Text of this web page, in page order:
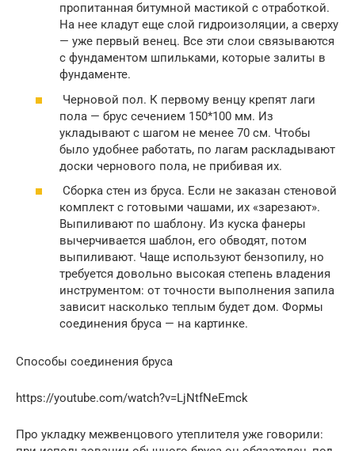
пропитанная битумной мастикой с отработкой.
На нее кладут еще слой гидроизоляции, а сверху
— уже первый венец. Все эти слои связываются
с фундаментом шпильками, которые залиты в
фундаменте.
Черновой пол. К первому венцу крепят лаги
пола — брус сечением 150*100 мм. Из
укладывают с шагом не менее 70 см. Чтобы
было удобнее работать, по лагам раскладывают
доски чернового пола, не прибивая их.
Сборка стен из бруса. Если не заказан стеновой
комплект с готовыми чашами, их «зарезают».
Выпиливают по шаблону. Из куска фанеры
вычерчивается шаблон, его обводят, потом
выпиливают. Чаще используют бензопилу, но
требуется довольно высокая степень владения
инструментом: от точности выполнения запила
зависит насколько теплым будет дом. Формы
соединения бруса — на картинке.
Способы соединения бруса
https://youtube.com/watch?v=LjNtfNeEmck
Про укладку межвенцового утеплителя уже говорили: